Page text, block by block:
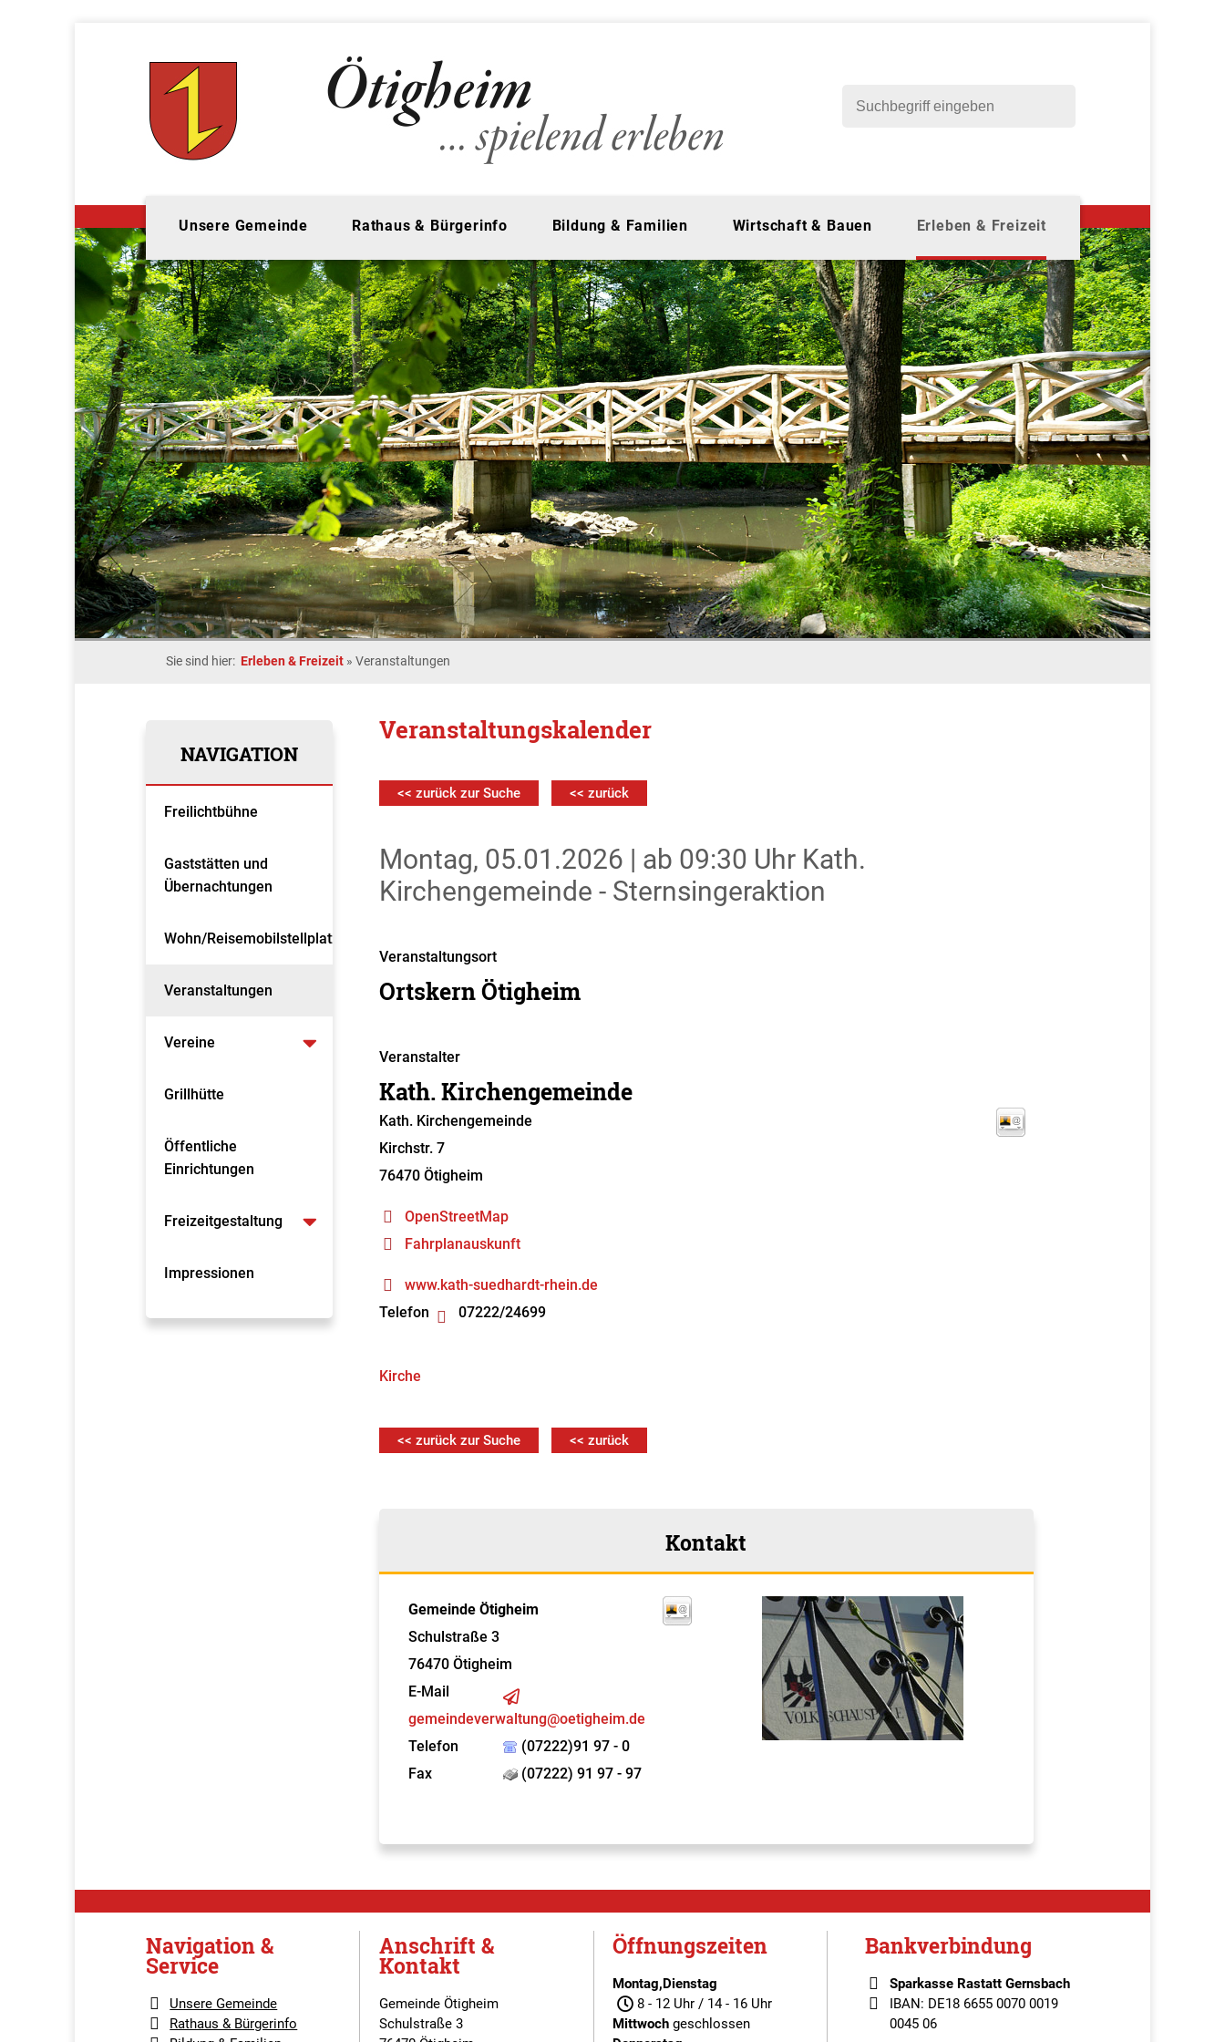
Unsere Gemeinde Rathaus & Bürgerinfo Bildung & Familien Wirtschaft & Bauen Erleben & Freizeit
Sie sind hier: Erleben & Freizeit » Veranstaltungen
NAVIGATION
Freilichtbühne
Gaststätten und
Übernachtungen
Wohn/Reisemobilstellplatz
Veranstaltungen
Vereine
Grillhütte
Öffentliche
Einrichtungen
Freizeitgestaltung
Impressionen
Veranstaltungskalender
<< zurück zur Suche << zurück
Montag, 05.01.2026 | ab 09:30 UhrKath.
Kirchengemeinde - Sternsingeraktion
Veranstaltungsort
Ortskern Ötigheim
Veranstalter
Kath. Kirchengemeinde
Kath. Kirchengemeinde
Kirchstr. 7
76470 Ötigheim
OpenStreetMap
Fahrplanauskunft
www.kath-suedhardt-rhein.de
Telefon
07222/24699
Kirche
<< zurück zur Suche << zurück
Kontakt
Gemeinde Ötigheim
Schulstraße 3
76470 Ötigheim
E-Mail
gemeindeverwaltung@oetigheim.de
Telefon
(07222)91 97 - 0
Fax
(07222) 91 97 - 97
Navigation &
Service
Unsere Gemeinde
Rathaus & Bürgerinfo
Anschrift &
Kontakt
Gemeinde Ötigheim
Schulstraße 3
Öffnungszeiten
Montag,Dienstag
8 - 12 Uhr / 14 - 16 Uhr
Mittwoch geschlossen
Bankverbindung
Sparkasse Rastatt Gernsbach
IBAN: DE18 6655 0070 0019
0045 06